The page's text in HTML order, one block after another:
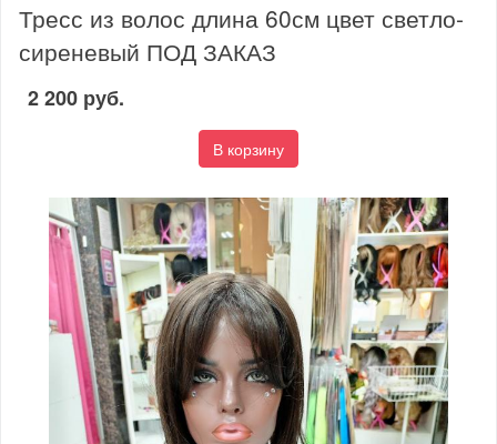
Тресс из волос длина 60см цвет светло-
сиреневый ПОД ЗАКАЗ
2 200 руб.
В корзину